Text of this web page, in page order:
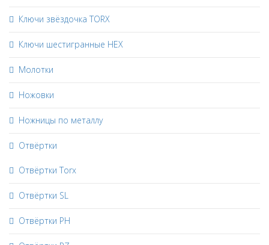
Ключи звёздочка TORX
Ключи шестигранные HEX
Молотки
Ножовки
Ножницы по металлу
Отвёртки
Отвёртки Torx
Отвёртки SL
Отвёртки PH